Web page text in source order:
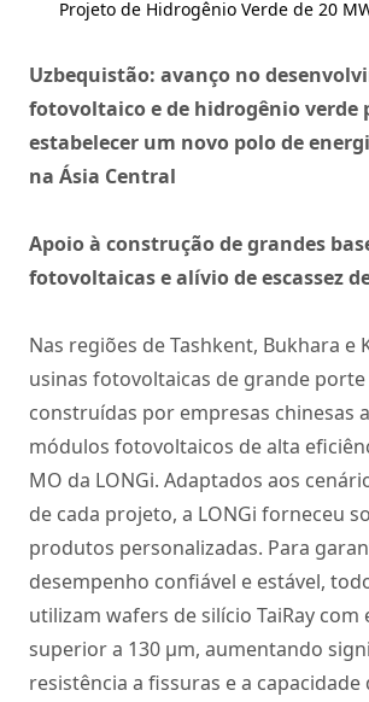
Projeto de Hidrogênio Verde de 20
Uzbequistão: avanço no
fotovoltaico e de hidrogênio verde
estabelecer um novo polo de
na Ásia Central
Apoio à construção de grandes
fotovoltaicas e alívio de escassez
Nas regiões de Tashkent, Bukhara e
usinas fotovoltaicas de grande
construídas por empresas chinesas
módulos fotovoltaicos de alta
MO da LONGi. Adaptados aos
de cada projeto, a LONGi forneceu
produtos personalizadas. Para
desempenho confiável e estável,
utilizam wafers de silício TaiRay com
superior a 130 μm, aumentando
resistência a fissuras e a capacidade